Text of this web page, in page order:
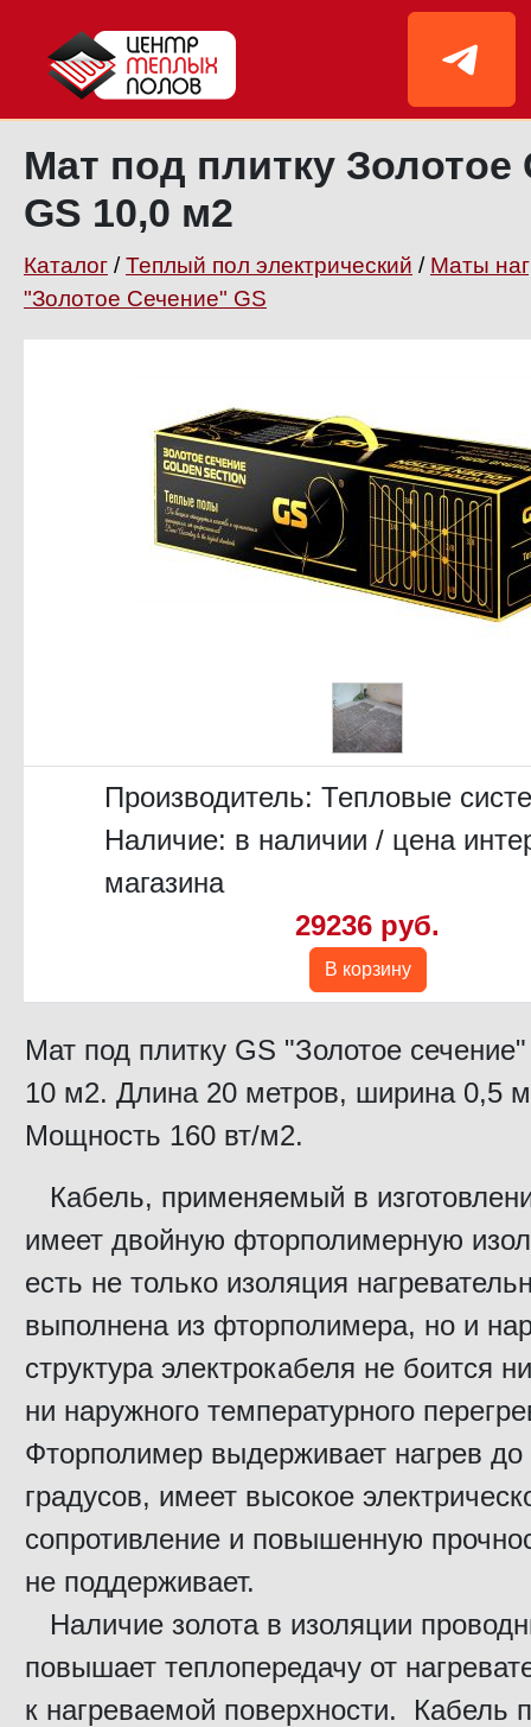
Мат под плитку Золотое
GS 10,0 м2
Каталог /Теплый пол электрический / Маты
"Золотое Сечение" GS
Производитель: Тепловые
Наличие: в наличии / цена
магазина
29236 руб.
В корзину
Мат под плитку GS "Золотое
10 м2. Длина 20 метров, ширина 0,5
Мощность 160 вт/м2.
Кабель, применяемый в
имеет двойную фторполимерную
есть не только изоляция
выполнена из фторполимера, но и
структура электрокабеля не боится
ни наружного температурного
Фторполимер выдерживает нагрев до
градусов, имеет высокое
сопротивление и повышенную
не поддерживает.
Наличие золота в изоляции
повышает теплопередачу от
к нагреваемой поверхности. Кабель